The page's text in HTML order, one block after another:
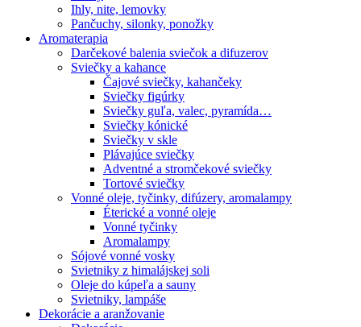
Ihly, nite, lemovky
Pančuchy, silonky, ponožky
Aromaterapia
Darčekové balenia sviečok a difuzerov
Sviečky a kahance
Čajové sviečky, kahančeky
Sviečky figúrky
Sviečky guľa, valec, pyramída…
Sviečky kónické
Sviečky v skle
Plávajúce sviečky
Adventné a stromčekové sviečky
Tortové sviečky
Vonné oleje, tyčinky, difúzery, aromalampy
Éterické a vonné oleje
Vonné tyčinky
Aromalampy
Sójové vonné vosky
Svietniky z himalájskej soli
Oleje do kúpeľa a sauny
Svietniky, lampáše
Dekorácie a aranžovanie